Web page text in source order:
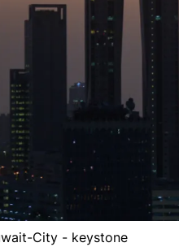
City - keystone